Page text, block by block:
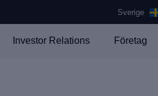
Sverige
Investor Relations Företag